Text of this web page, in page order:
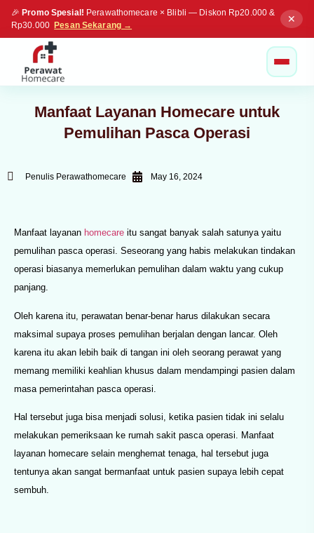
🎉 Promo Spesial! Perawathomecare × Blibli — Diskon Rp20.000 &
Rp30.000 Pesan Sekarang →
✕
Manfaat Layanan Homecare untuk
Pemulihan Pasca Operasi
Penulis Perawathomecare May 16, 2024
Manfaat layanan homecare itu sangat banyak salah satunya yaitu
pemulihan pasca operasi. Seseorang yang habis melakukan tindakan
operasi biasanya memerlukan pemulihan dalam waktu yang cukup
panjang.
Oleh karena itu, perawatan benar-benar harus dilakukan secara
maksimal supaya proses pemulihan berjalan dengan lancar. Oleh
karena itu akan lebih baik di tangan ini oleh seorang perawat yang
memang memiliki keahlian khusus dalam mendampingi pasien dalam
masa pemerintahan pasca operasi.
Hal tersebut juga bisa menjadi solusi, ketika pasien tidak ini selalu
melakukan pemeriksaan ke rumah sakit pasca operasi. Manfaat
layanan homecare selain menghemat tenaga, hal tersebut juga
tentunya akan sangat bermanfaat untuk pasien supaya lebih cepat
sembuh.